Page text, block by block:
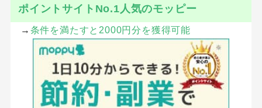
ポイントサイトNo.1人気のモッピー
→ 条件を満たすと2000円分を獲得可能